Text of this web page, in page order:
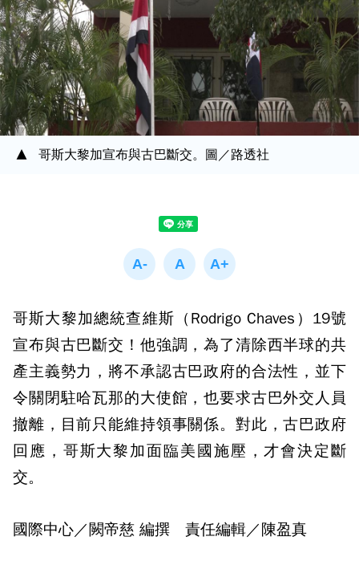
哥斯大黎加宣布與古巴斷交。圖／路透社
哥斯大黎加總統查維斯（Rodrigo Chaves）19號
宣布與古巴斷交！他強調，為了清除西半球的共
產主義勢力，將不承認古巴政府的合法性，並下
令關閉駐哈瓦那的大使館，也要求古巴外交人員
撤離，目前只能維持領事關係。對此，古巴政府
回應，哥斯大黎加面臨美國施壓，才會決定斷
交。
國際中心／闕帝慈 編撰 責任編輯／陳盈真